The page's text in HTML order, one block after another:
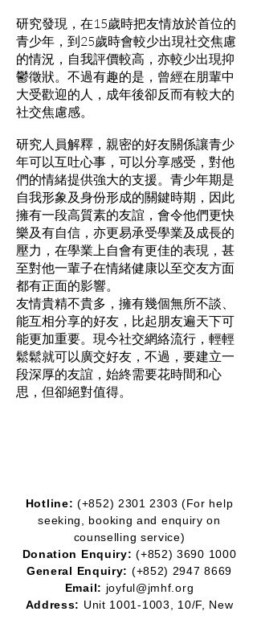
研究發現，在15歲時把友情放於首位的
青少年，到25歲時會較少出現社交焦慮
的情況，自我評價較高，亦較少出現抑
鬱徵狀。不過有趣的是，曾經在朋輩中
大受歡迎的人，成年後卻反而有較大的
社交焦慮感。
研究人員解釋，親密的好友關係讓青少
年可以互吐心事，可以分享感受，對他
們的情緒提供強大的支援。青少年期是
自我形象及身份形成的關鍵時期，因此
擁有一段高質素的友誼，會令他們更快
樂及有自信，亦更易承受學業及成長的
壓力，在學業上自會有更佳的表現，甚
至對他一輩子在情緒健康以至交友方面
都有正面的影響。
友情貴精不貴多，擁有幾個無所不談、
能互相分享的好友，比起朋友遍天下可
能更加重要。現今社交網絡流行，輕輕
鬆鬆就可以廣交好友，不過，要建立一
段深厚的友誼，始終需要花時間和心
思，但卻絕對值得。
Hotline: (+852) 2301 2303 (For help
seeking, booking and enquiry on
counselling service)
Donation Enquiry: (+852)3690 1000
General Enquiry: (+852) 2947 8669
Email: joyful@jmhf.org
Address: Unit 1001-1003
, 10/F, New